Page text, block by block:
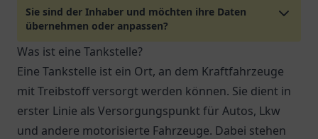
Sie sind der Inhaber und möchten ihre Daten
übernehmen oder anpassen?
Was ist eine Tankstelle?
Eine Tankstelle ist ein Ort, an dem Kraftfahrzeuge
mit Treibstoff versorgt werden können. Sie dient in
erster Linie als Versorgungspunkt für Autos, Lkw
und andere motorisierte Fahrzeuge. Dabei stehen